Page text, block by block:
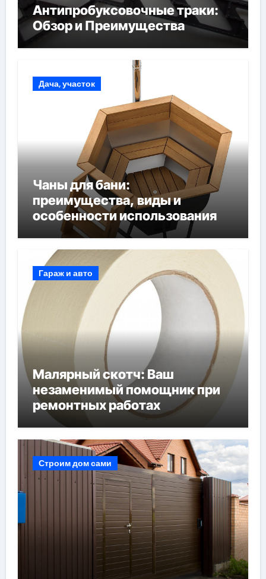
Антипробуксовочные траки:
Обзор и Преимущества
Дача, участок
Чаны для бани:
преимущества, виды и
особенности использования
Гараж и авто
Малярный скотч: Ваш
незаменимый помощник при
ремонтных работах
Строим дом сами